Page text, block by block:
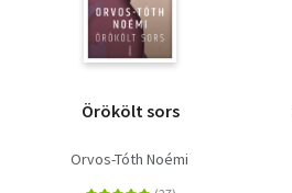
Örökölt sors
Orvos-Tóth Noémi